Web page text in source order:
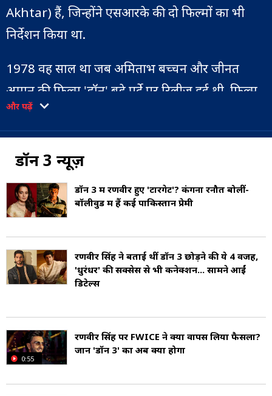
Akhtar) हैं, जिन्होंने एसआरके की दो फिल्मों का भी
निर्देशन किया था.
1978 वह साल था जब अमिताभ बच्चन और जीनत
अमान की फिल्म 'डॉन' बड़े पर्दे पर रिलीज हुई थी. फिल्म
में जहां सीनियर बच्चन ने मुख्य भूमिका निभाई थी, वहीं
जीनत अमान रोमा की भूमिका में नजर आई थीं. 1978
की फिल्म हिट होने के बाद, इसे मुख्य भूमिका में शाहरुख
(Ranveer Singh) हैं जो 'डॉन' की विरासत को आगे ले
जाएंगे.
और पढ़ें
डॉन 3 न्यूज़
डॉन 3 में रणवीर हुए 'टारगेट'? कंगना रनौत बोलीं-
बॉलीवुड में हैं कई पाकिस्तान प्रेमी
रणवीर सिंह ने बताई थीं डॉन 3 छोड़ने की ये 4 वजहें,
'धुरंधर' की सक्सेस से भी कनेक्शन... सामने आईं
डिटेल्स
0:55
रणवीर सिंह पर FWICE ने क्यों वापस लिया फैसला?
जानें 'डॉन 3' का अब क्या होगा